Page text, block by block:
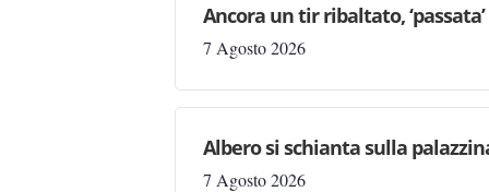
Ancora un tir ribaltato,
7 Agosto 2026
Albero si schianta sulla
7 Agosto 2026